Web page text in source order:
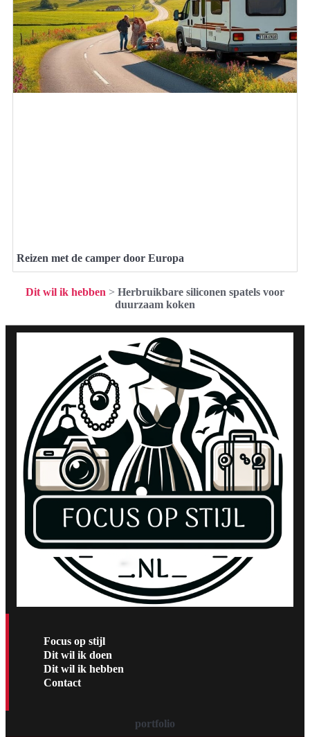
Reizen met de camper door Europa
Dit wil ik hebben > Herbruikbare siliconen spatels voor
duurzaam koken
Focus op stijl
Dit wil ik doen
Dit wil ik hebben
Contact
portfolio